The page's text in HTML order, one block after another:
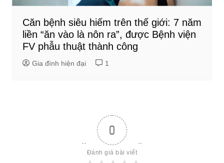
Căn bệnh siêu hiếm trên thế giới: 7 năm
liền “ăn vào là nôn ra”, được Bệnh viện
FV phẫu thuật thành công
Gia đình hiện đại 1
0
Đánh giá bài viết